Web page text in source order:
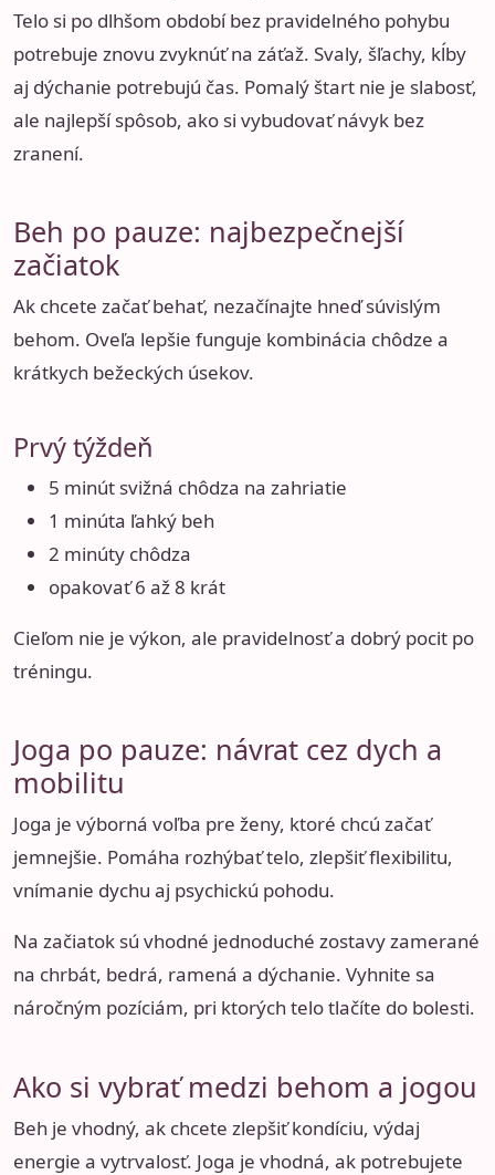
Telo si po dlhšom období bez pravidelného pohybu
potrebuje znovu zvyknúť na záťaž. Svaly, šľachy, kĺby
aj dýchanie potrebujú čas. Pomalý štart nie je slabosť,
ale najlepší spôsob, ako si vybudovať návyk bez
zranení.
Beh po pauze: najbezpečnejší
začiatok
Ak chcete začať behať, nezačínajte hneď súvislým
behom. Oveľa lepšie funguje kombinácia chôdze a
krátkych bežeckých úsekov.
Prvý týždeň
5 minút svižná chôdza na zahriatie
1 minúta ľahký beh
2 minúty chôdza
opakovať 6 až 8 krát
Cieľom nie je výkon, ale pravidelnosť a dobrý pocit po
tréningu.
Joga po pauze: návrat cez dych a
mobilitu
Joga je výborná voľba pre ženy, ktoré chcú začať
jemnejšie. Pomáha rozhýbať telo, zlepšiť flexibilitu,
vnímanie dychu aj psychickú pohodu.
Na začiatok sú vhodné jednoduché zostavy zamerané
na chrbát, bedrá, ramená a dýchanie. Vyhnite sa
náročným pozíciám, pri ktorých telo tlačíte do bolesti.
Ako si vybrať medzi behom a jogou
Beh je vhodný, ak chcete zlepšiť kondíciu, výdaj
energie a vytrvalosť. Joga je vhodná, ak potrebujete